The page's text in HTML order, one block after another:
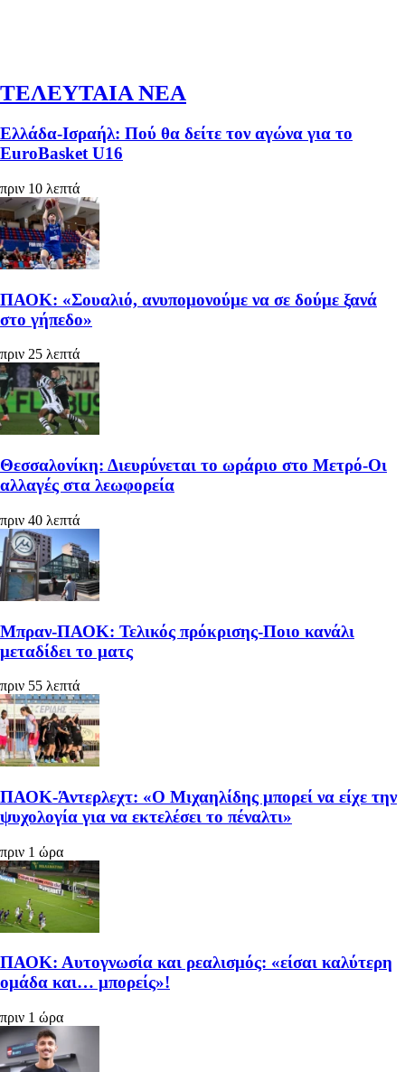
ΤΕΛΕΥΤΑΙΑ ΝΕΑ
Ελλάδα-Ισραήλ: Πού θα δείτε τον αγώνα για το
EuroBasket U16
πριν 10 λεπτά
ΠΑΟΚ: «Σουαλιό, ανυπομονούμε να σε δούμε ξανά
στο γήπεδο»
πριν 25 λεπτά
Θεσσαλονίκη: Διευρύνεται το ωράριο στο Μετρό-Οι
αλλαγές στα λεωφορεία
πριν 40 λεπτά
Μπραν-ΠΑΟΚ: Τελικός πρόκρισης-Ποιο κανάλι
μεταδίδει το ματς
πριν 55 λεπτά
ΠΑΟΚ-Άντερλεχτ: «Ο Μιχαηλίδης μπορεί να είχε την
ψυχολογία για να εκτελέσει το πέναλτι»
πριν 1 ώρα
ΠΑΟΚ: Αυτογνωσία και ρεαλισμός: «είσαι καλύτερη
ομάδα και… μπορείς»!
πριν 1 ώρα